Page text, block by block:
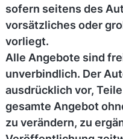
sofern seitens des
vorsätzliches oder
vorliegt.
Alle Angebote sind
unverbindlich. Der
ausdrücklich vor,
gesamte Angebot
zu verändern, zu